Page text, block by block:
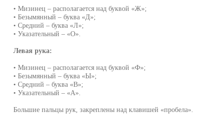
• Мизинец – располагается над буквой «Ж»;
• Безымянный – буква «Д»;
• Средний – буква «Л»;
• Указательный – «О».
Левая рука:
• Мизинец – располагается над буквой «Ф»;
• Безымянный – буква «Ы»;
• Средний – буква «В»;
• Указательный – «А».
Большие пальцы рук, закреплены над клавишей «пробела».